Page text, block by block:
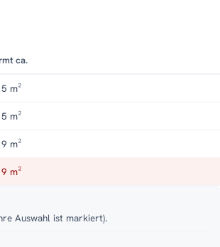
ca.
m²
m²
m²
m²
Auswahl ist markiert).